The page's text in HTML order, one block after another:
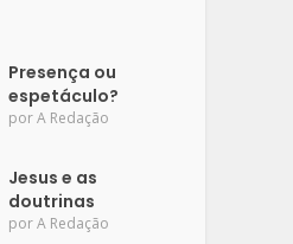
Presença ou
espetáculo?
porA Redação
Jesus e as
doutrinas
porA Redação